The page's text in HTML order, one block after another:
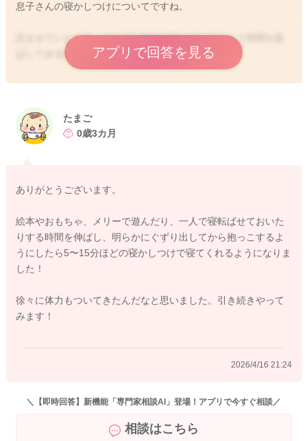
息子さんの寝かしつけについてですね。
読ませていただき、もう少し起きて遊んでいてもらう時間を延
ばしてみるのはいかがでしょうか？
泣き疲れてから寝ていることもあるようでしたら、もう少し床
ではないかなと思いました。
遊び足りないこともあり、大泣きをして疲れてから寝ないとい
で、その分日中は起きて活動をしたいということもあるかもし
今の寝かしつけをされる時間よりも少しずつ後ろにずらしてい
ただきながら、様子を見てみていただけたらと思います。
アプリで回答を見る
2026/4/14 20:51
たまご
0歳3カ月
ありがとうございます。
絵本やおもちゃ、メリーで遊んだり、一人で寝転ばせておいた
りする時間を伸ばし、明らかにぐずり出してから抱っこするよ
うにしたら5〜15分ほどの寝かしつけで寝てくれるようになりま
した！
徐々に体力もついてきたんだなと思いました。引き続きやって
みます！
2026/4/16 21:24
＼【即時回答】新機能「専門家相談AI」登場！アプリで今すぐ相談／
相談はこちら